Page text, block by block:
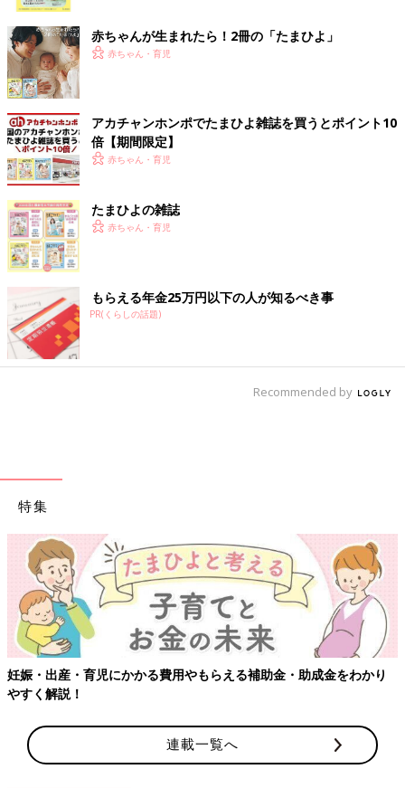
赤ちゃんが生まれたら！2冊の「たまひよ」
赤ちゃん・育児
アカチャンホンポでたまひよ雑誌を買うとポイント10
倍【期間限定】
赤ちゃん・育児
たまひよの雑誌
赤ちゃん・育児
もらえる年金25万円以下の人が知るべき事
PR(くらしの話題)
Recommended by
特集
妊娠・出産・育児にかかる費用やもらえる補助金・助成金をわかり
やすく解説！
連載一覧へ